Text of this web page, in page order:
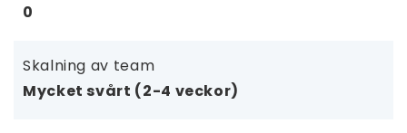
0
Skalning av team
Mycket svårt (2-4 veckor)